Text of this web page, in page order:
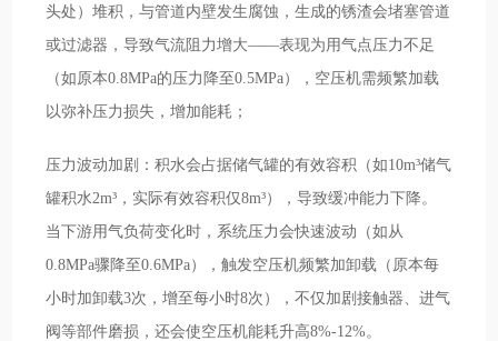
头处）堆积，与管道内壁发生腐蚀，生成的锈渣会堵塞管道
或过滤器，导致气流阻力增大——表现为用气点压力不足
（如原本0.8MPa的压力降至0.5MPa），空压机需频繁加载
以弥补压力损失，增加能耗；
压力波动加剧：积水会占据储气罐的有效容积（如10m³储气
罐积水2m³，实际有效容积仅8m³），导致缓冲能力下降。
当下游用气负荷变化时，系统压力会快速波动（如从
0.8MPa骤降至0.6MPa），触发空压机频繁加卸载（原本每
小时加卸载3次，增至每小时8次），不仅加剧接触器、进气
阀等部件磨损，还会使空压机能耗升高8%-12%。